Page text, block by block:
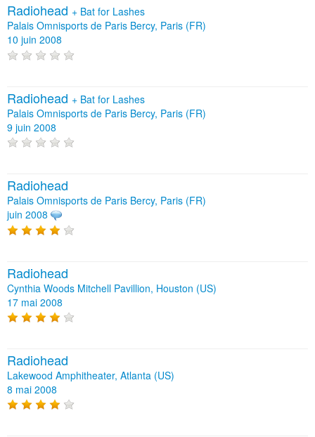
Radiohead + Bat for Lashes
Palais Omnisports de Paris Bercy, Paris (FR)
10 juin 2008
Radiohead + Bat for Lashes
Palais Omnisports de Paris Bercy, Paris (FR)
9 juin 2008
Radiohead
Palais Omnisports de Paris Bercy, Paris (FR)
juin 2008
Radiohead
Cynthia Woods Mitchell Pavillion, Houston (US)
17 mai 2008
Radiohead
Lakewood Amphitheater, Atlanta (US)
8 mai 2008